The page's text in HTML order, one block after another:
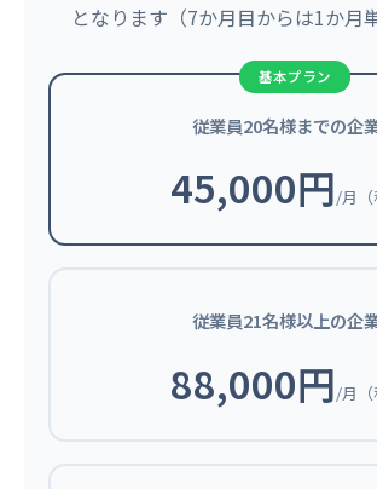
となります（7か月目からは1か月
従業員20名様までの企
45,000円/月（
従業員21名様以上の企
88,000円/月（